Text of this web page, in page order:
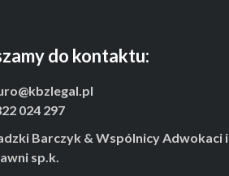
do kontaktu:
024 297
Barczyk & Wspólnicy Adwokaci i
sp.k.